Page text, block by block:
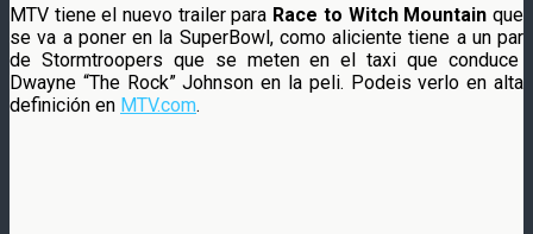
MTV tiene el nuevo trailer para Race to Witch Mountain que
se va a poner en la SuperBowl, como aliciente tiene a un par
de Stormtroopers que se meten en el taxi que conduce
Dwayne “The Rock” Johnson en la peli. Podeis verlo en alta
definición en MTV.com.